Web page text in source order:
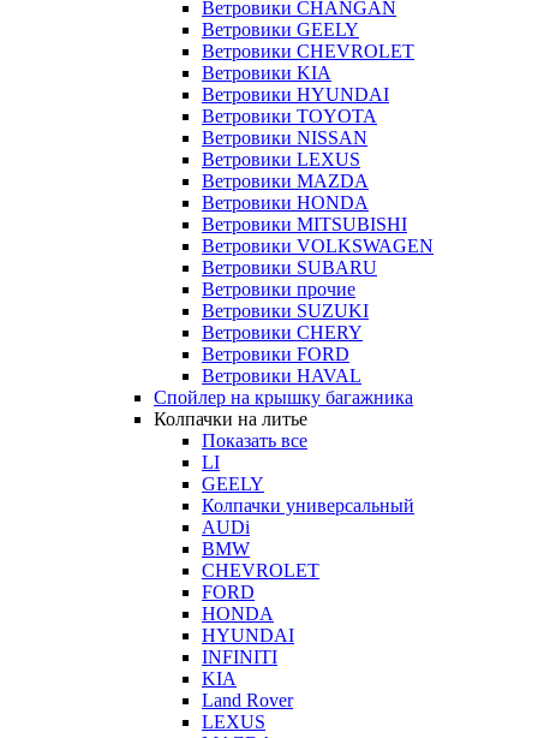
Ветровики CHANGAN
Ветровики GEELY
Ветровики CHEVROLET
Ветровики KIA
Ветровики HYUNDAI
Ветровики TOYOTA
Ветровики NISSAN
Ветровики LEXUS
Ветровики MAZDA
Ветровики HONDA
Ветровики MITSUBISHI
Ветровики VOLKSWAGEN
Ветровики SUBARU
Ветровики прочие
Ветровики SUZUKI
Ветровики CHERY
Ветровики FORD
Ветровики HAVAL
Спойлер на крышку багажника
Колпачки на литье
Показать все
LI
GEELY
Колпачки универсальный
AUDi
BMW
CHEVROLET
FORD
HONDA
HYUNDAI
INFINITI
KIA
Land Rover
LEXUS